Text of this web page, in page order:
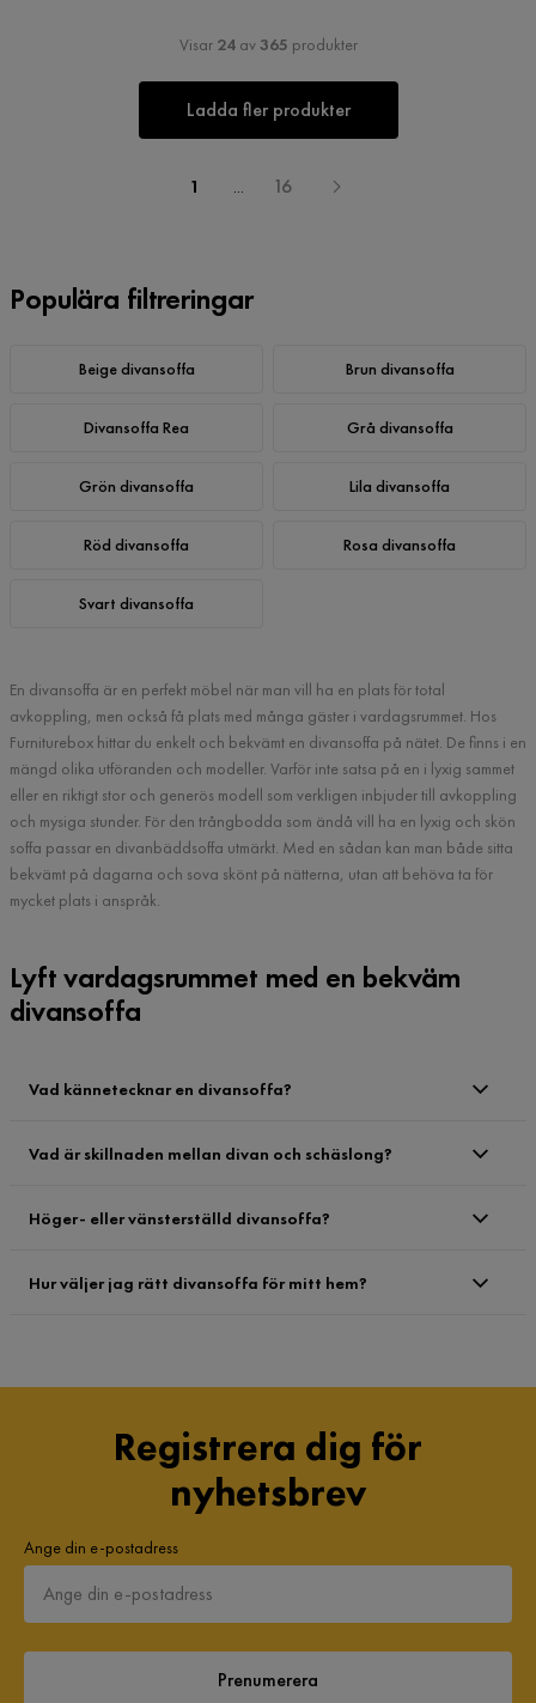
Visar 24av365 produkter
Ladda fler produkter
1 ... 16
Populära filtreringar
Beige divansoffa Brun divansoffa
Divansoffa Rea Grå divansoffa
Grön divansoffa Lila divansoffa
Röd divansoffa Rosa divansoffa
Svart divansoffa
En divansoffa är en perfekt möbel när man vill ha en plats för total
avkoppling, men också få plats med många gäster i vardagsrummet. Hos
Furniturebox hittar du enkelt och bekvämt en divansoffa på nätet. De finns i en
mängd olika utföranden och modeller. Varför inte satsa på en i lyxig sammet
eller en riktigt stor och generös modell som verkligen inbjuder till avkoppling
och mysiga stunder. För den trångbodda som ändå vill ha en lyxig och skön
soffa passar en divanbäddsoffa utmärkt. Med en sådan kan man både sitta
bekvämt på dagarna och sova skönt på nätterna, utan att behöva ta för
mycket plats i anspråk.
Lyft vardagsrummet med en bekväm
divansoffa
Vad kännetecknar en divansoffa?
Vad är skillnaden mellan divan och schäslong?
Höger- eller vänsterställd divansoffa?
Hur väljer jag rätt divansoffa för mitt hem?
Registrera dig för
nyhetsbrev
Ange din e-postadress
Prenumerera